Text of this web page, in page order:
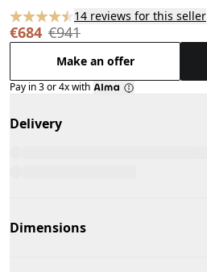
14 reviews for this seller
€684 €941
Make an offer
Pay in 3 or 4x with
Delivery
Dimensions